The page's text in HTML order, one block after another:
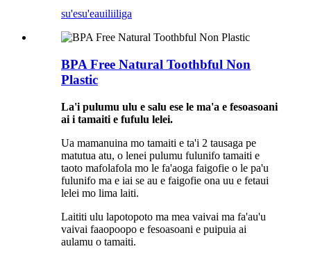
su'esu'eauiliiliga
BPA Free Natural Toothbful Non
Plastic
La'i pulumu ulu e salu ese le ma'a e fesoasoani
ai i tamaiti e fufulu lelei.
Ua mamanuina mo tamaiti e ta'i 2 tausaga pe
matutua atu, o lenei pulumu fulunifo tamaiti e
taoto mafolafola mo le fa'aoga faigofie o le pa'u
fulunifo ma e iai se au e faigofie ona uu e fetaui
lelei mo lima laiti.
Laititi ulu lapotopoto ma mea vaivai ma fa'au'u
vaivai faaopoopo e fesoasoani e puipuia ai
aulamu o tamaiti.